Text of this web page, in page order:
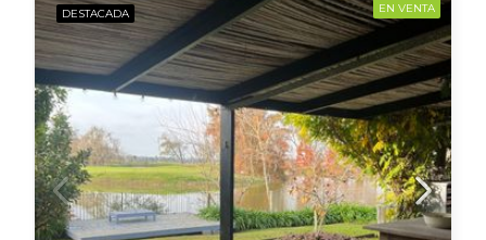
DESTACADA EN VENTA